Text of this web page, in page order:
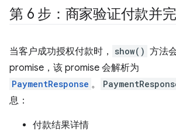
第 6 步：商家验证付款并
当客户成功授权付款时， show() 方法
promise，该 promise 会解析为
PaymentResponse 。
息：
付款结果详情